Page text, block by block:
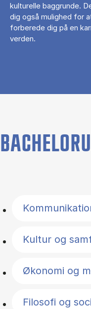
kulturelle baggrunde.
dig også mulighed for
forberede dig på en
verden.
Kultur og
Økonomi og
Filosofi og